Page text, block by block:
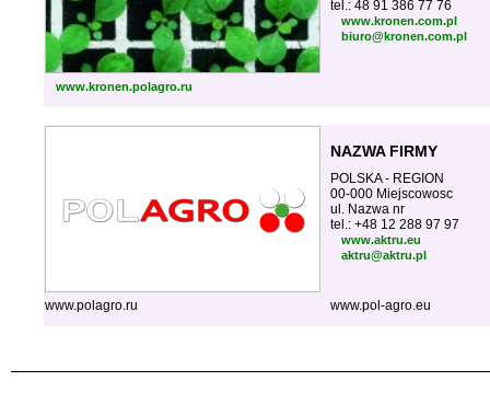
tel.: 48 91 386 77 76
www.kronen.com.pl
biuro@kronen.com.pl
www.kronen.polagro.ru
NAZWA FIRMY
POLSKA - REGION
00-000 Miejscowosc
ul. Nazwa nr
tel.: +48 12 288 97 97
www.aktru.eu
aktru@aktru.pl
www.polagro.ru www.pol-agro.eu